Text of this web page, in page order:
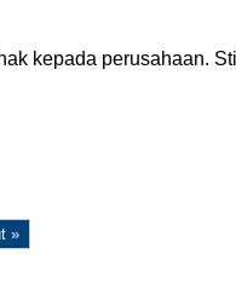
kepada perusahaan.
»